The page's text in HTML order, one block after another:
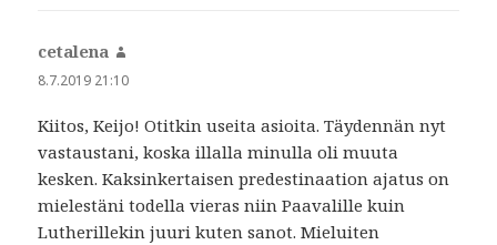
cetalena
8.7.2019 21:10
Kiitos, Keijo! Otitkin useita asioita. Täydennän nyt
vastaustani, koska illalla minulla oli muuta
kesken. Kaksinkertaisen predestinaation ajatus on
mielestäni todella vieras niin Paavalille kuin
Lutherillekin juuri kuten sanot. Mieluiten